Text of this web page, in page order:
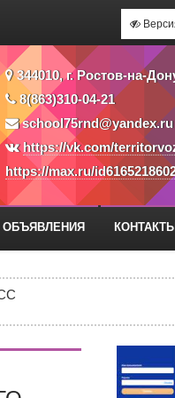
344010, г. Ростов-на-
8(863)310-04-21
school75rnd@yandex.ru
https://vk.com/
https://max.ru/
ОБЪЯВЛЕНИЯ КОНТАКТЫ
ПРИЕМА ЗАЯВЛЕНИЙ В